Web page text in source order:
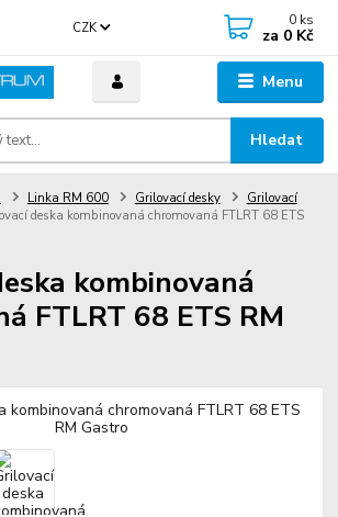
Menu
CZK
Hledat
0 ks
za 0 Kč
Linka RM 600 Grilovací desky
Grilovací
deska kombinovaná chromovaná FTLRT 68 ETS
kombinovaná
FTLRT 68 ETS RM